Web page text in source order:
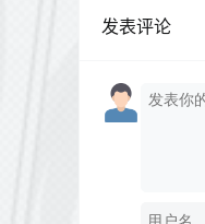
发表评论